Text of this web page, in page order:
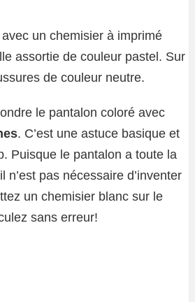
un chemisier à imprimé
assortie de couleur pastel. Sur
de couleur neutre.
le pantalon coloré avec
. C’est une astuce basique et
Puisque le pantalon a toute la
n’est pas nécessaire d’inventer
un chemisier blanc sur le
sans erreur!